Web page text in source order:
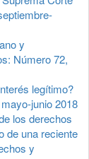
y
Número 72,
legítimo?
junio 2018
los derechos
de una reciente
y